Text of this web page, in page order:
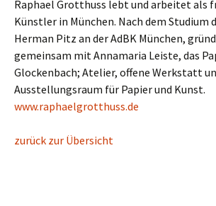
Raphael Grotthuss lebt und arbeitet als
Künstler in München. Nach dem Studium
Herman Pitz an der AdBK München,
gemeinsam mit Annamaria Leiste, das
Glockenbach; Atelier, offene Werkstatt
Ausstellungsraum für Papier und Kunst.
www.raphaelgrotthuss.de
zurück zur Übersicht